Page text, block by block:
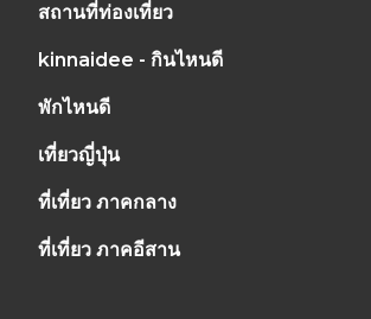
สถานที่ท่องเที่ยว
kinnaidee - กินไหนดี
พักไหนดี
เที่ยวญี่ปุ่น
ที่เที่ยว ภาคกลาง
ที่เที่ยว ภาคอีสาน